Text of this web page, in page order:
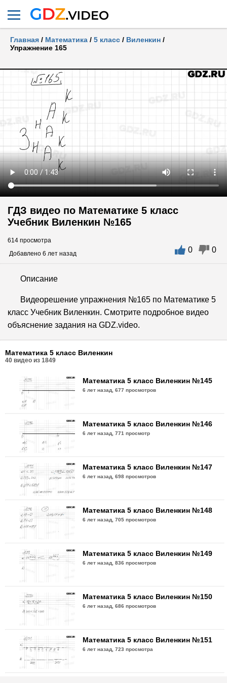
Главная / Математика / 5 класс / Виленкин /
Упражнение 165
ГДЗ видео по Математике 5 класс
Учебник Виленкин №165
614 просмотра
Добавлено 6 лет назад
0 0
Описание
Видеорешение упражнения №165 по Математике 5
класс Учебник Виленкин. Смотрите подробное видео
объяснение задания на GDZ.video.
Математика 5 класс Виленкин
40 видео из 1849
Математика 5 класс Виленкин №145
6 лет назад,677 просмотров
Математика 5 класс Виленкин №146
6 лет назад,771 просмотр
Математика 5 класс Виленкин №147
6 лет назад,698 просмотров
Математика 5 класс Виленкин №148
6 лет назад,705 просмотров
Математика 5 класс Виленкин №149
6 лет назад,836 просмотров
Математика 5 класс Виленкин №150
6 лет назад,686 просмотров
Математика 5 класс Виленкин №151
6 лет назад,723 просмотра